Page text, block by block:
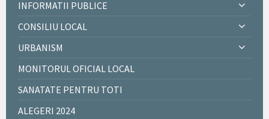
INFORMATII PUBLICE
CONSILIU LOCAL
URBANISM
MONITORUL OFICIAL LOCAL
SANATATE PENTRU TOTI
ALEGERI 2024